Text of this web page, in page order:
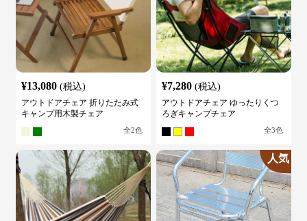
¥13,080 (税込)
アウトドアチェア 折りたたみ式
キャンプ用木製チェア
全2色
¥7,280 (税込)
アウトドアチェア ゆったりくつ
ろぎキャンプチェア
全3色
人気